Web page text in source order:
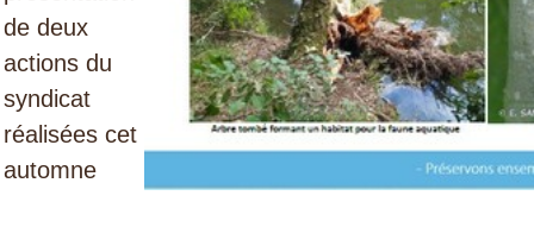
de deux
actions du
syndicat
réalisées cet
automne